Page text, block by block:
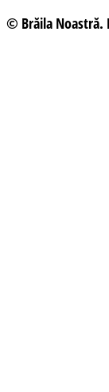
© Brăila Noastră.